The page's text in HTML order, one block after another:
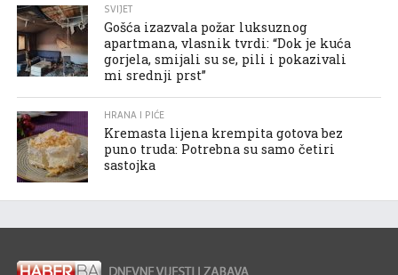
SVIJET
Gošća izazvala požar luksuznog
apartmana, vlasnik tvrdi: “Dok je kuća
gorjela, smijali su se, pili i pokazivali
mi srednji prst”
HRANA I PIĆE
Kremasta lijena krempita gotova bez
puno truda: Potrebna su samo četiri
sastojka